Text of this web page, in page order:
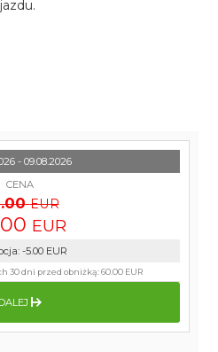
- 09.08.2026
CENA
EUR
EUR
: -5.00 EUR
30 dni przed obniżką:60.00 EUR